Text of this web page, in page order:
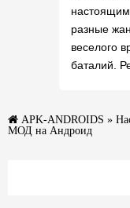
разные
веселого
баталий.
APK-ANDROIDS »
МОД на Андроид